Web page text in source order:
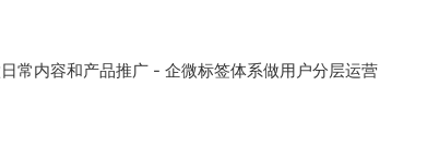
常内容和产品推广 - 企微标签体系做用户分层运营